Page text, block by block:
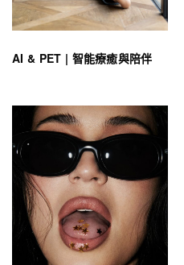
AI & PET | 智能療癒與陪伴